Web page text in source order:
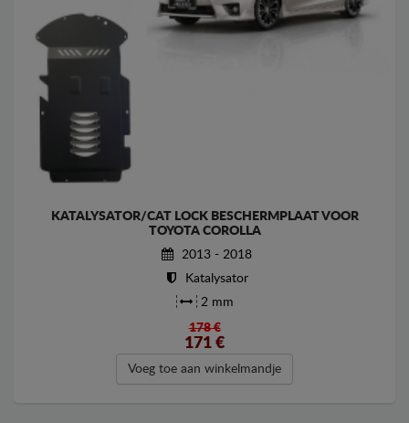
KATALYSATOR/CAT LOCK BESCHERMPLAAT VOOR
TOYOTA COROLLA
2013 - 2018
Katalysator
2 mm
178 €
171 €
Voeg toe aan winkelmandje